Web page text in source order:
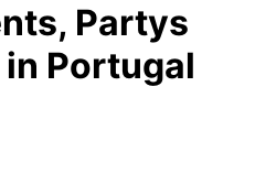
mein Ticket verloren
Partys
Portugal